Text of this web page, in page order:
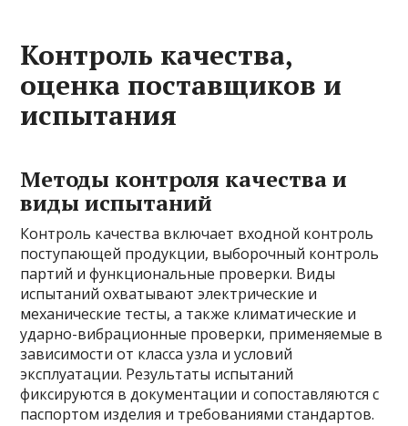
Контроль качества,
оценка поставщиков и
испытания
Методы контроля качества и
виды испытаний
Контроль качества включает входной контроль
поступающей продукции, выборочный контроль
партий и функциональные проверки. Виды
испытаний охватывают электрические и
механические тесты, а также климатические и
ударно-вибрационные проверки, применяемые в
зависимости от класса узла и условий
эксплуатации. Результаты испытаний
фиксируются в документации и сопоставляются с
паспортом изделия и требованиями стандартов.